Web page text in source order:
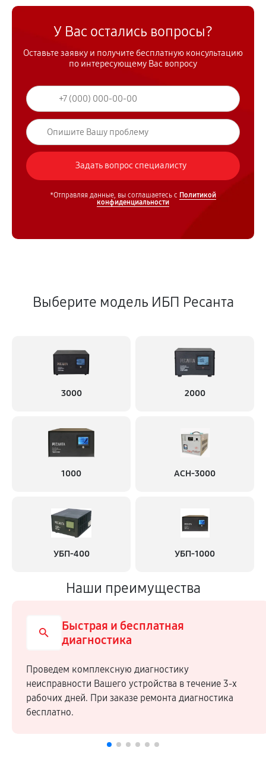
У Вас остались вопросы?
Оставьте заявку и получите бесплатную консультацию
по интересующему Вас вопросу
*Отправляя данные, вы соглашаетесь с Политикой
конфиденциальности
Выберите модель ИБП Ресанта
3000 2000
1000 АСН-3000
УБП-400 УБП-1000
Наши преимущества
Быстрая и бесплатная
диагностика
Проведем комплексную диагностику
неисправности Вашего устройства в течение 3-х
рабочих дней. При заказе ремонта диагностика
бесплатно.